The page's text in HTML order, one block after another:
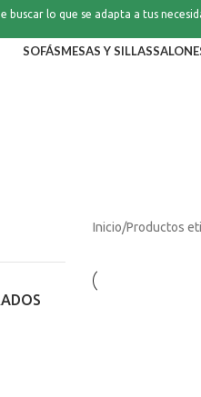
buscar lo que se adapta a tus
SOFÁSMESAS Y SILLAS
Inicio Productos